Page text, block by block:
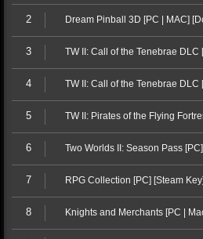
2 Dream Pinball 3D [PC | MAC]
3 TW II: Call of the Tenebrae DLC
4 TW II: Call of the Tenebrae DLC
5 TW II: Pirates of the Flying
6 Two Worlds II: Season Pass
7 RPG Collection [PC] [Steam Key]
8 Knights and Merchants [PC |